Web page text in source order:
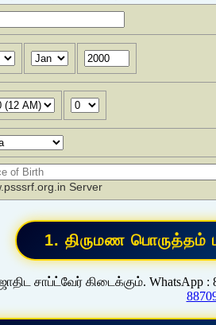
Server
சாப்ட்வேர் கிடைக்கும். WhatsApp :